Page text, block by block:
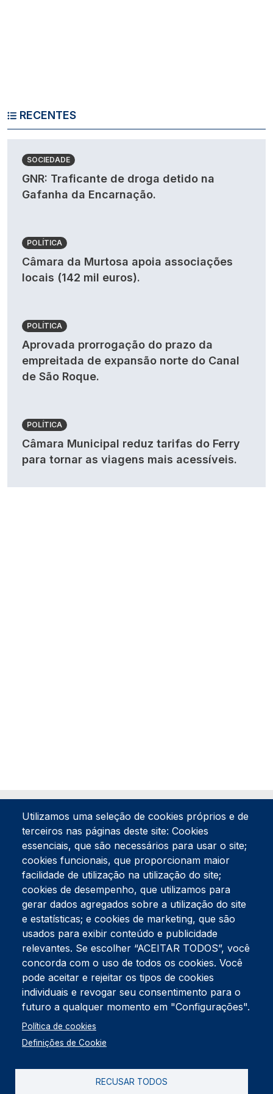
RECENTES
SOCIEDADE
GNR: Traficante de droga detido na
Gafanha da Encarnação.
POLÍTICA
Câmara da Murtosa apoia associações
locais (142 mil euros).
POLÍTICA
Aprovada prorrogação do prazo da
empreitada de expansão norte do Canal
de São Roque.
POLÍTICA
Câmara Municipal reduz tarifas do Ferry
para tornar as viagens mais acessíveis.
Tel:234 390 100Fax:234 390 100
Endereço Postal
Apartado 42
Rua Gil Eanes 31
3834-908 Gafanha da Nazaré
Estúdios
Rua Prior Guerra
Edifício do Centro Cultural da Gafanha da Nazaré
3830-556 Gafanha da Nazaré
Rodapé
Cookies
Política de Privacidade
Utilizamos uma seleção de cookies próprios e de
terceiros nas páginas deste site: Cookies
essenciais, que são necessários para usar o site;
cookies funcionais, que proporcionam maior
facilidade de utilização na utilização do site;
cookies de desempenho, que utilizamos para
gerar dados agregados sobre a utilização do site
e estatísticas; e cookies de marketing, que são
usados para exibir conteúdo e publicidade
relevantes. Se escolher “ACEITAR TODOS”, você
concorda com o uso de todos os cookies. Você
pode aceitar e rejeitar os tipos de cookies
individuais e revogar seu consentimento para o
futuro a qualquer momento em "Configurações".
Política de cookies
Definições de Cookie
RECUSAR TODOS